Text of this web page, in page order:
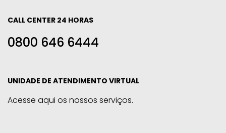
CALL CENTER 24 HORAS
0800 646 6444
UNIDADE DE ATENDIMENTO VIRTUAL
Acesse aqui os nossos serviços.